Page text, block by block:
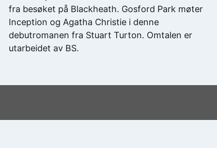
fra besøket på Blackheath. Gosford Park møter
Inception og Agatha Christie i denne
debutromanen fra Stuart Turton. Omtalen er
utarbeidet av BS.